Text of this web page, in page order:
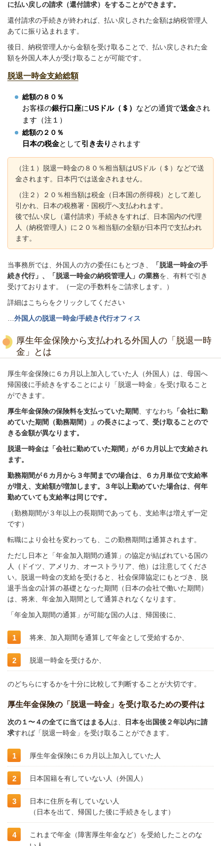
に払い戻しの請求（還付請求）をすることができます。
還付請求の手続きが終われば、払い戻しされた金額は納税管理人
あてに振り込まれます。
後日、納税管理人から金額を受け取ることで、払い戻しされた金
額を外国人本人が受け取ることが可能です。
脱退一時金支給総額
総額の８０％
お客様の銀行口座にUSドル（＄） などの通貨で送金され
ます（注１）
総額の２０％
日本の税金として引き去り されます
（注１）脱退一時金の８０％相当額はUSドル（＄）などで送
金されます。日本円では送金されません。
（注２）２０％相当額は税金（日本国の所得税）として差し
引かれ、日本の税務署・国税庁へ支払われます。
後で払い戻し（還付請求）手続きをすれば、日本国内の代理
人（納税管理人）に２０％相当額の全額が日本円で支払われ
ます。
当事務所では、外国人の方の委任にもとづき、
「脱退一時金の手
続き代行」、「脱退一時金の納税管理人」の業務を、有料で引き
受けております。（一定の手数料をご請求します。）
詳細はこちらをクリックしてください
外国人の脱退一時金/手続き代行オフィス
厚生年金保険から支払われる外国人の「脱退一時
金」とは
厚生年金保険に６カ月以上加入していた人（外国人）は、母国へ
帰国後に手続きをすることにより「脱退一時金」を受け取ること
ができます。
厚生年金保険の保険料を支払っていた期間
、すなわち 「会社に勤
めていた期間（勤務期間）」の長さによって、受け取ることので
きる金額が異なります。
脱退一時金は「会社に勤めていた期間」が６カ月以上で支給され
ます。
勤務期間が６カ月から３年間までの場合は、６カ月単位で支給率
が増え、支給額が増加します。３年以上勤めていた場合は、何年
勤めていても支給率は同じです。
（勤務期間が３年以上の長期間であっても、支給率は増えず一定
です）
転職により会社を変わっても、この勤務期間は通算されます。
ただし日本と「年金加入期間の通算」の協定が結ばれている国の
人（ドイツ、アメリカ、オーストラリア、他）は注意してくださ
い。脱退一時金の支給を受けると、社会保障協定にもとづき、脱
退手当金の計算の基礎となった期間（日本の会社で働いた期間）
は、将来、年金加入期間として通算されなくなります。
「年金加入期間の通算」が可能な国の人は、帰国後に、
将来、加入期間を通算して年金として受給するか、
脱退一時金を受けるか、
のどちらにするかを十分に比較して判断することが大切です。
厚生年金保険の「脱退一時金」を受け取るための要件は
次の１〜４の全てに当てはまる人は、
日本を出国後２年以内に請
求すれば「脱退一時金」を受け取ることができます。
厚生年金保険に６カ月以上加入していた人
日本国籍を有していない人（外国人）
日本に住所を有していない人
（日本を出て、帰国した後に手続きをします）
これまで年金（障害厚生年金など）を受給したことのな